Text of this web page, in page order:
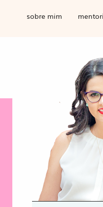
sobre mim